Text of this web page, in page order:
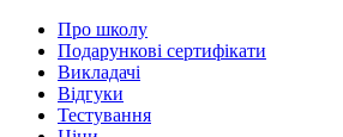
Про школу
Подарункові сертифікати
Викладачі
Відгуки
Тестування